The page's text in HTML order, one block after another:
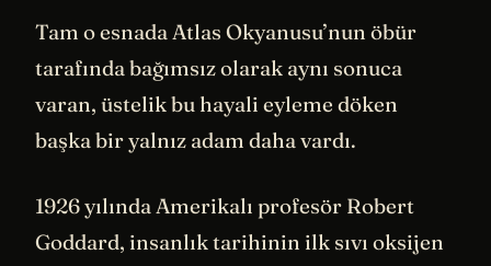
Tam o esnada Atlas Okyanusu’nun öbür
tarafında bağımsız olarak aynı sonuca
varan, üstelik bu hayali eyleme döken
başka bir yalnız adam daha vardı.
1926 yılında Amerikalı profesör Robert
Goddard, insanlık tarihinin ilk sıvı oksijen